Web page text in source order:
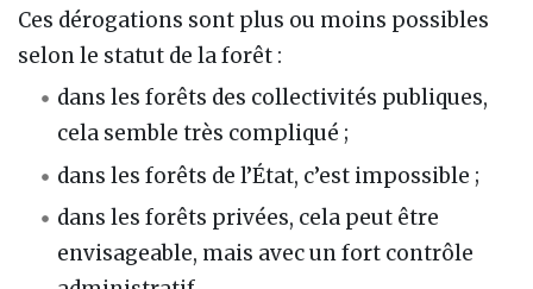
Ces dérogations sont plus ou moins possibles
selon le statut de la forêt :
dans les forêts des collectivités publiques,
cela semble très compliqué ;
dans les forêts de l’État, c’est impossible ;
dans les forêts privées, cela peut être
envisageable, mais avec un fort contrôle